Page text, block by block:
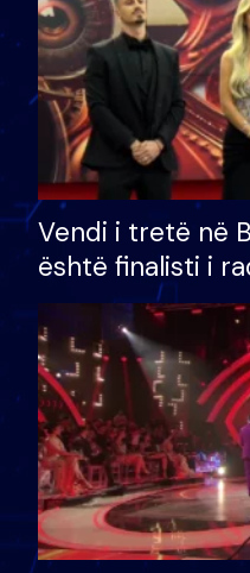
Vendi i tretë në
është finalisti i